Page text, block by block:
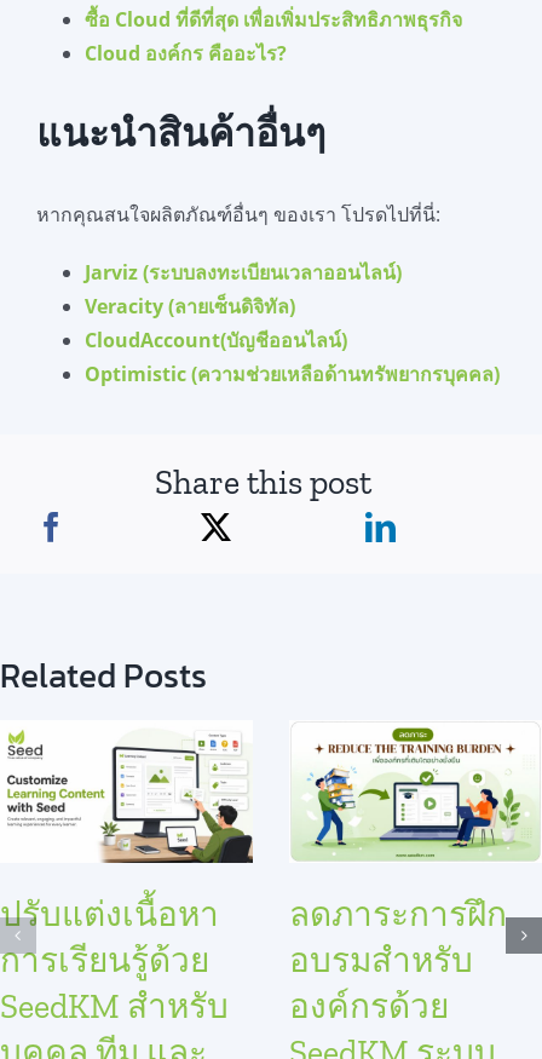
ซื้อ Cloud ที่ดีที่สุด เพื่อเพิ่มประสิทธิภาพธุรกิจ
Cloud องค์กร คืออะไร?
แนะนำสินค้าอื่นๆ
หากคุณสนใจผลิตภัณฑ์อื่นๆ ของเรา โปรดไปที่นี่:
Jarviz (ระบบลงทะเบียนเวลาออนไลน์)
Veracity (ลายเซ็นดิจิทัล)
CloudAccount(บัญชีออนไลน์)
Optimistic (ความช่วยเหลือด้านทรัพยากรบุคคล)
Share this post
Related Posts
ปรับแต่งเนื้อหา
การเรียนรู้ด้วย
SeedKM สำหรับ
ลดภาระการฝึก
อบรมสำหรับ
องค์กรด้วย